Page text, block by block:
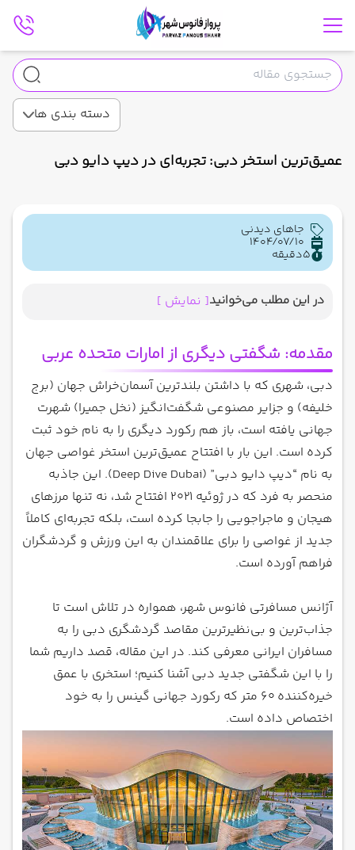
دسته بندی ها
عمیق‌ترین استخر دبی: تجربه‌ای در دیپ دایو دبی
جاهای دیدنی
1404/07/10
5دقیقه
در این مطلب می‌خوانید[ نمایش ]
مقدمه: شگفتی دیگری از امارات متحده عربی
دبی، شهری که با داشتن بلندترین آسمان‌خراش جهان (برج
خلیفه) و جزایر مصنوعی شگفت‌انگیز (نخل جمیرا) شهرت
جهانی یافته است، باز هم رکورد دیگری را به نام خود ثبت
کرده است. این بار با افتتاح عمیق‌ترین استخر غواصی جهان
به نام “دیپ دایو دبی” (Deep Dive Dubai). این جاذبه
منحصر به فرد که در ژوئیه 2021 افتتاح شد، نه تنها مرزهای
هیجان و ماجراجویی را جابجا کرده است، بلکه تجربه‌ای کاملاً
جدید از غواصی را برای علاقمندان به این ورزش و گردشگران
فراهم آورده است.
آژانس مسافرتی فانوس شهر، همواره در تلاش است تا
جذاب‌ترین و بی‌نظیرترین مقاصد گردشگری دبی را به
مسافران ایرانی معرفی کند. در این مقاله، قصد داریم شما
را با این شگفتی جدید دبی آشنا کنیم؛ استخری با عمق
خیره‌کننده 60 متر که رکورد جهانی گینس را به خود
اختصاص داده است.